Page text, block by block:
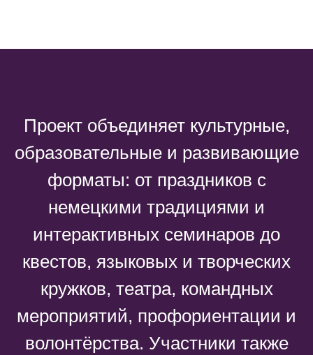
Проект объединяет культурные,
образовательные и развивающие
форматы: от праздников с
немецкими традициями и
интерактивных семинаров до
квестов, языковых и творческих
кружков, театра, командных
мероприятий, профориентации и
волонтёрства. Участники также